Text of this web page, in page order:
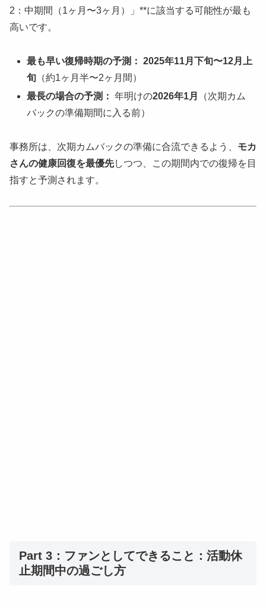
2：中期間（1ヶ月〜3ヶ月）」**に該当する可能性が最も
高いです。
最も早い復帰時期の予測： 2025年11月下旬〜12月上
旬 （約1ヶ月半〜2ヶ月間）
最長の場合の予測： 年明けの2026年1月
（次期カム
バックの準備期間に入る前）
事務所は、次期カムバックの準備に合流できるよう、 モカ
さんの健康回復を最優先しつつ、この期間内での復帰を目
指すと予測されます。
Part 3：ファンとしてできること：活動休
止期間中の過ごし方